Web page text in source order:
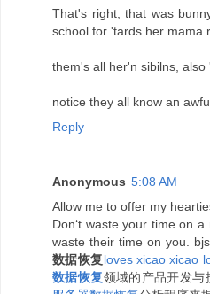
That's right, that was
school for 'tards her mama
them's all her'n sibilns, also
notice they all know an
Reply
Anonymous 5:08 AM
Allow me to offer my
Don‘t waste your time on
waste their time on you.
数据恢复loves xicao xicao l
数据恢复领域的产品开发与